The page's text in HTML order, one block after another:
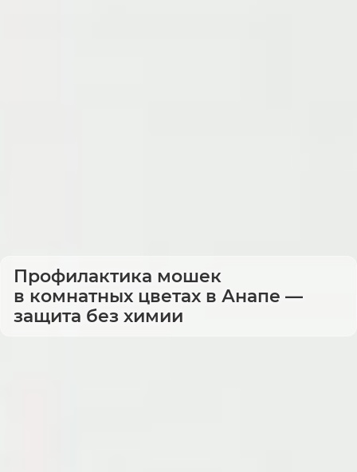
Профилактика мошек
в комнатных цветах в Анапе —
защита без химии